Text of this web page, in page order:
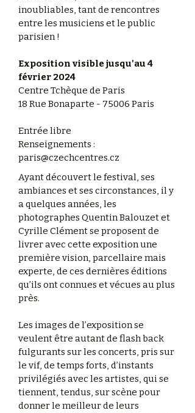
inoubliables, tant de rencontres
entre les musiciens et le public
parisien !
Exposition visible jusqu'au 4
février 2024
Centre Tchèque de Paris
18 Rue Bonaparte - 75006 Paris
Entrée libre
Renseignements :
paris@czechcentres.cz
Ayant découvert le festival, ses
ambiances et ses circonstances, il y
a quelques années, les
photographes Quentin Balouzet et
Cyrille Clément se proposent de
livrer avec cette exposition une
première vision, parcellaire mais
experte, de ces dernières éditions
qu’ils ont connues et vécues au plus
près.
Les images de l’exposition se
veulent être autant de flash back
fulgurants sur les concerts, pris sur
le vif, de temps forts, d’instants
privilégiés avec les artistes, qui se
tiennent, tendus, sur scène pour
donner le meilleur de leurs